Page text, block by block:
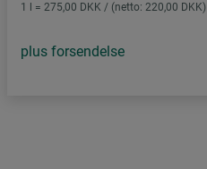
1 l = 275,00 DKK / (netto: 220,00 DKK)
plus forsendelse